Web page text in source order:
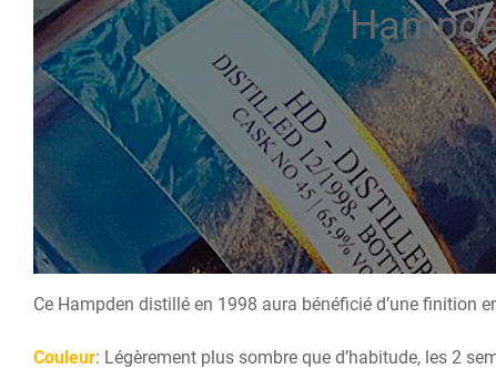
Ce Hampden distillé en 1998 aura bénéficié d’une finition
Couleur: Légèrement plus sombre que d’habitude, les 2